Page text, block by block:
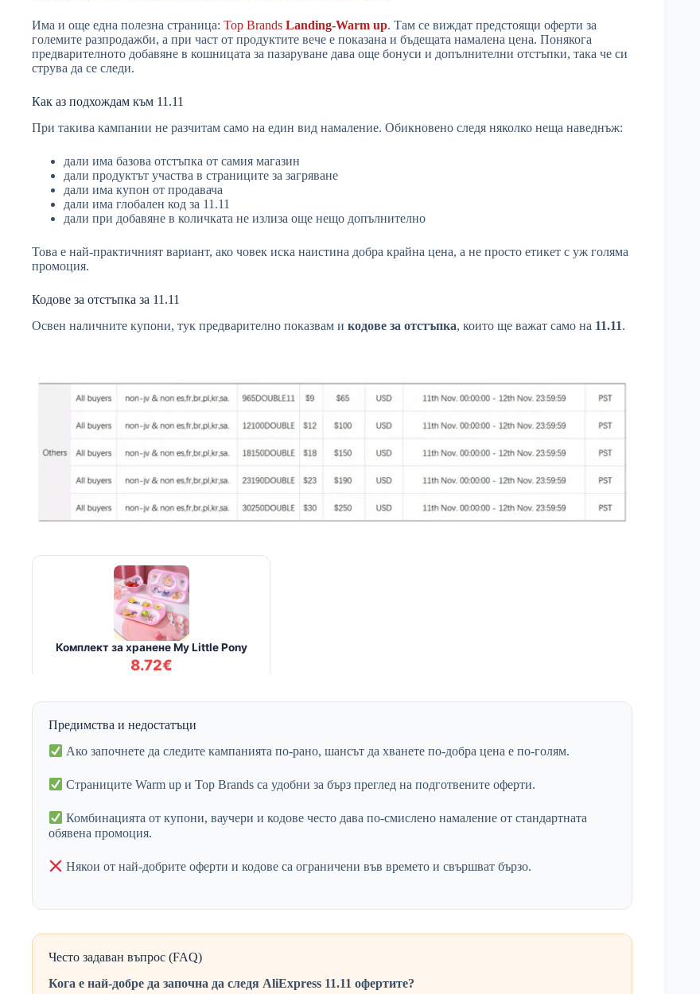
Има и още една полезна страница: Top Brands Landing-Warm up. Там се виждат предстоящи оферти за
големите разпродажби, а при част от продуктите вече е показана и бъдещата намалена цена. Понякога
предварителното добавяне в кошницата за пазаруване дава още бонуси и допълнителни отстъпки, така че си
струва да се следи.
Как аз подхождам към 11.11
При такива кампании не разчитам само на един вид намаление. Обикновено следя няколко неща наведнъж:
дали има базова отстъпка от самия магазин
дали продуктът участва в страниците за загряване
дали има купон от продавача
дали има глобален код за 11.11
дали при добавяне в количката не излиза още нещо допълнително
Това е най-практичният вариант, ако човек иска наистина добра крайна цена, а не просто етикет с уж голяма
промоция.
Кодове за отстъпка за 11.11
Освен наличните купони, тук предварително показвам и кодове за отстъпка, които ще важат само на 11.11.
Предимства и недостатъци
Ако започнете да следите кампанията по-рано, шансът да хванете по-добра цена е по-голям.
Страниците Warm up и Top Brands са удобни за бърз преглед на подготвените оферти.
Комбинацията от купони, ваучери и кодове често дава по-смислено намаление от стандартната
обявена промоция.
Някои от най-добрите оферти и кодове са ограничени във времето и свършват бързо.
Често задаван въпрос (FAQ)
Кога е най-добре да започна да следя AliExpress 11.11 офертите?